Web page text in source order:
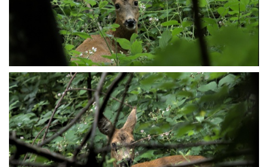
P6207603